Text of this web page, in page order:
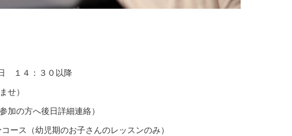
月5日 日曜日 １４：３０以降
せ）
加の方へ後日詳細連絡）
コース（幼児期のお子さんのレッスンのみ）